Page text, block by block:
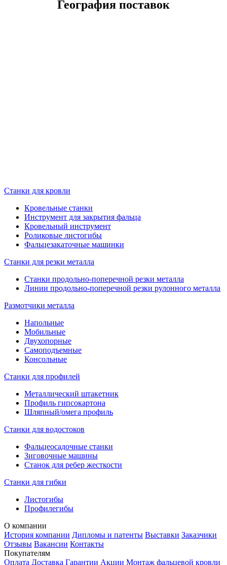
География поставок
Станки для кровли
Кровельные станки
Инструмент для закрытия фальца
Кровельный инструмент
Роликовые листогибы
Фальцезакаточные машинки
Станки для резки металла
Станки продольно-поперечной резки металла
Линии продольно-поперечной резки рулонного металла
Размотчики металла
Напольные
Мобильные
Двухопорные
Самоподъемные
Консольные
Станки для профилей
Металлический штакетник
Профиль гипсокартона
Шляпный/омега профиль
Станки для водостоков
Фальцеосадочные станки
Зиговочные машины
Станок для ребер жесткости
Станки для гибки
Листогибы
Профилегибы
О компании
История компании Дипломы и патенты Выставки Заказчики
Отзывы Вакансии Контакты
Покупателям
Оплата Доставка Гарантии Акции Монтаж фальцевой кровли